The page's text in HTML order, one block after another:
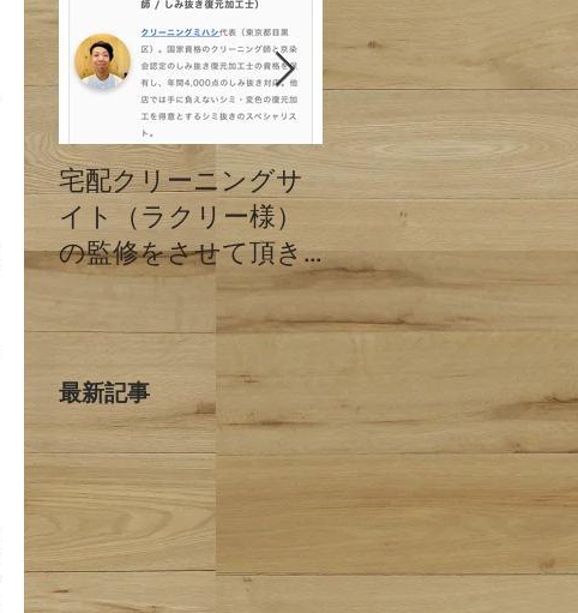
宅配クリーニングサ
イト（ラクリー様）
の監修をさせて頂き
ました。
クリーニングミハシ
と他店の違い 東京
都目黒区
最新記事